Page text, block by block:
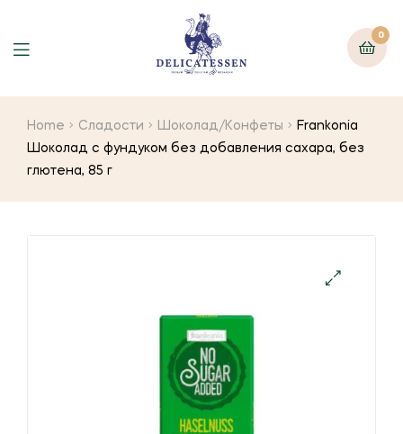
0
Home Сладости Шоколад/Конфеты
Frankonia
Шоколад с фундуком без добавления сахара, без
глютена, 85 г